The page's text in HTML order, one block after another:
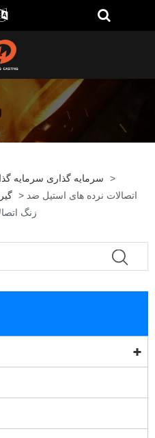
سرمایه گذاری سرمایه
>
> اتصالات نرده های استیل ضد
زنگ